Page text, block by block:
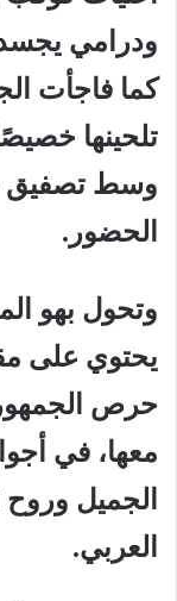
ودرامي
كما فاجأت
تلحينها
وسط تصفيق
الحضور.
وتحول بهو
يحتوي على
حرص الجمهور
معها، في
الجميل
العربي.